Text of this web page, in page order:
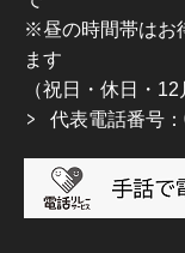
※昼の時間帯はお
ます
（祝日・休日・
代表電話番号